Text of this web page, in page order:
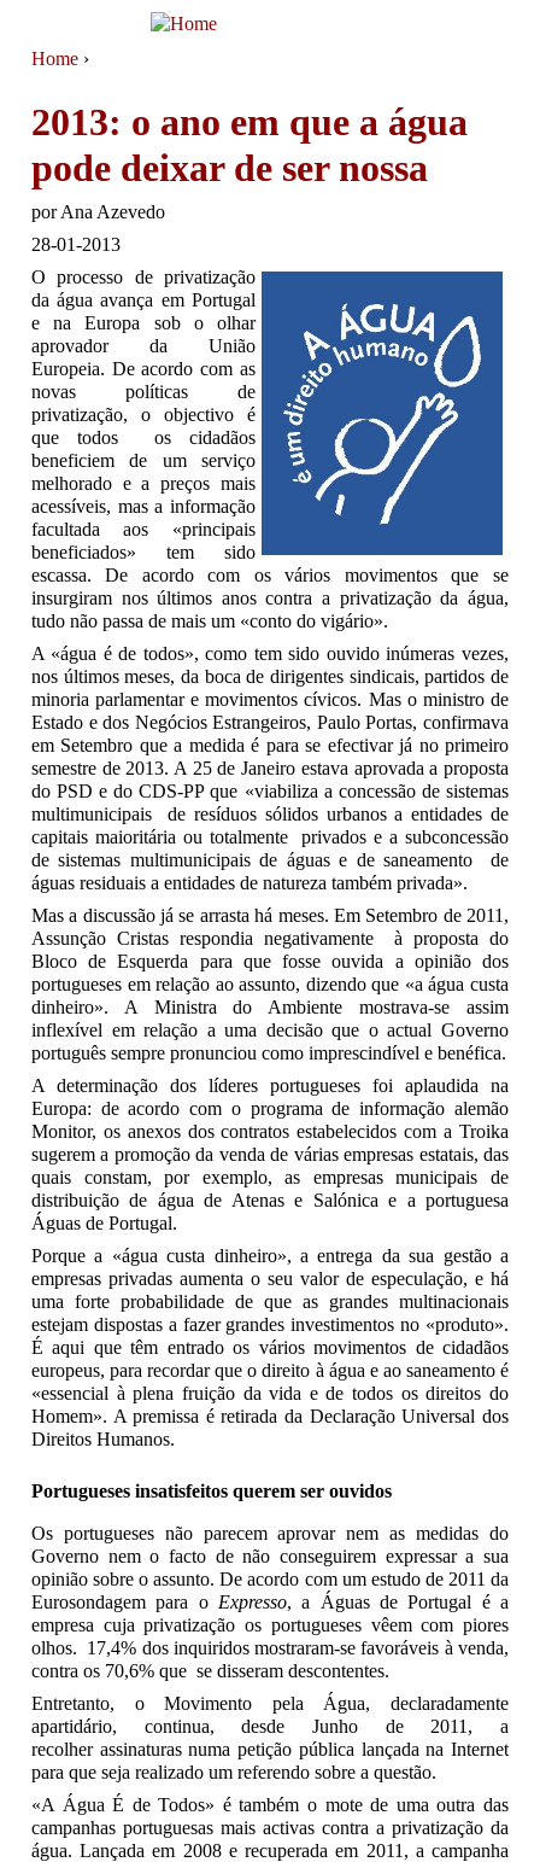
You are here
Home ›
2013: o ano em que a água
pode deixar de ser nossa
porAna Azevedo
28-01-2013
O processo de privatização
da água avança em Portugal
e na Europa sob o olhar
aprovador da União
Europeia. De acordo com as
novas políticas de
privatização, o objectivo é
que todos os cidadãos
beneficiem de um serviço
melhorado e a preços mais
acessíveis, mas a informação
facultada aos «principais
beneficiados» tem sido
escassa. De acordo com os vários movimentos que se
insurgiram nos últimos anos contra a privatização da água,
tudo não passa de mais um «conto do vigário».
A «água é de todos», como tem sido ouvido inúmeras vezes,
nos últimos meses, da boca de dirigentes sindicais, partidos de
minoria parlamentar e movimentos cívicos. Mas o ministro de
Estado e dos Negócios Estrangeiros, Paulo Portas, confirmava
em Setembro que a medida é para se efectivar já no primeiro
semestre de 2013. A 25 de Janeiro estava aprovada a proposta
do PSD e do CDS-PP que «viabiliza a concessão de sistemas
multimunicipais de resíduos sólidos urbanos a entidades de
capitais maioritária ou totalmente privados e a subconcessão
de sistemas multimunicipais de águas e de saneamento de
águas residuais a entidades de natureza também privada».
Mas a discussão já se arrasta há meses. Em Setembro de 2011,
Assunção Cristas respondia negativamente à proposta do
Bloco de Esquerda para que fosse ouvida a opinião dos
portugueses em relação ao assunto, dizendo que «a água custa
dinheiro». A Ministra do Ambiente mostrava-se assim
inflexível em relação a uma decisão que o actual Governo
português sempre pronunciou como imprescindível e benéfica.
A determinação dos líderes portugueses foi aplaudida na
Europa: de acordo com o programa de informação alemão
Monitor, os anexos dos contratos estabelecidos com a Troika
sugerem a promoção da venda de várias empresas estatais, das
quais constam, por exemplo, as empresas municipais de
distribuição de água de Atenas e Salónica e a portuguesa
Águas de Portugal.
Porque a «água custa dinheiro», a entrega da sua gestão a
empresas privadas aumenta o seu valor de especulação, e há
uma forte probabilidade de que as grandes multinacionais
estejam dispostas a fazer grandes investimentos no «produto».
É aqui que têm entrado os vários movimentos de cidadãos
europeus, para recordar que o direito à água e ao saneamento é
«essencial à plena fruição da vida e de todos os direitos do
Homem». A premissa é retirada da Declaração Universal dos
Direitos Humanos.
Portugueses insatisfeitos querem ser ouvidos
Os portugueses não parecem aprovar nem as medidas do
Governo nem o facto de não conseguirem expressar a sua
opinião sobre o assunto. De acordo com um estudo de 2011 da
Eurosondagem para o Expresso, a Águas de Portugal é a
empresa cuja privatização os portugueses vêem com piores
olhos. 17,4% dos inquiridos mostraram-se favoráveis à venda,
contra os 70,6% que se disseram descontentes.
Entretanto, o Movimento pela Água, declaradamente
apartidário, continua, desde Junho de 2011, a
recolher assinaturas numa petição pública lançada na Internet
para que seja realizado um referendo sobre a questão.
«A Água É de Todos» é também o mote de uma outra das
campanhas portuguesas mais activas contra a privatização da
água. Lançada em 2008 e recuperada em 2011, a campanha